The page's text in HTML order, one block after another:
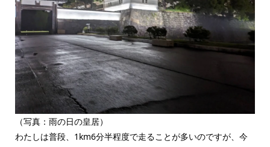
（写真：雨の日の皇居）
わたしは普段、1km6分半程度で走ることが多いのですが、今